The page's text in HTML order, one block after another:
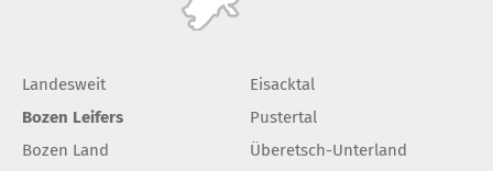
Landesweit
Bozen Leifers
Bozen Land
Eisacktal
Pustertal
Überetsch-Unterland